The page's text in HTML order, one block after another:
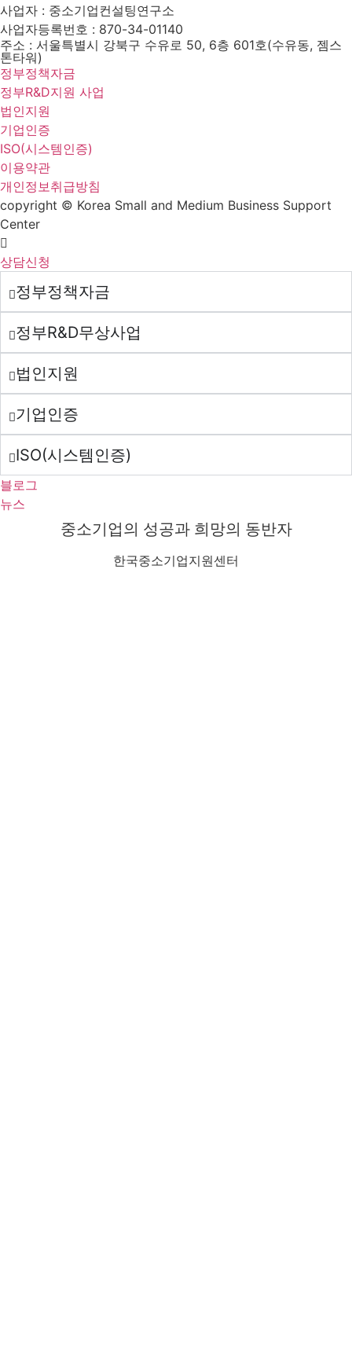
사업자 : 중소기업컨설팅연구소
사업자등록번호 : 870-34-01140
주소 : 서울특별시 강북구 수유로 50, 6층 601호(수유동, 젬스
톤타워)
정부정책자금
정부R&D지원 사업
법인지원
기업인증
ISO(시스템인증)
이용약관
개인정보취급방침
copyright © Korea Small and Medium Business Support
Center
상담신청
정부정책자금
정부R&D무상사업
법인지원
기업인증
ISO(시스템인증)
블로그
뉴스
중소기업의 성공과 희망의 동반자
한국중소기업지원센터